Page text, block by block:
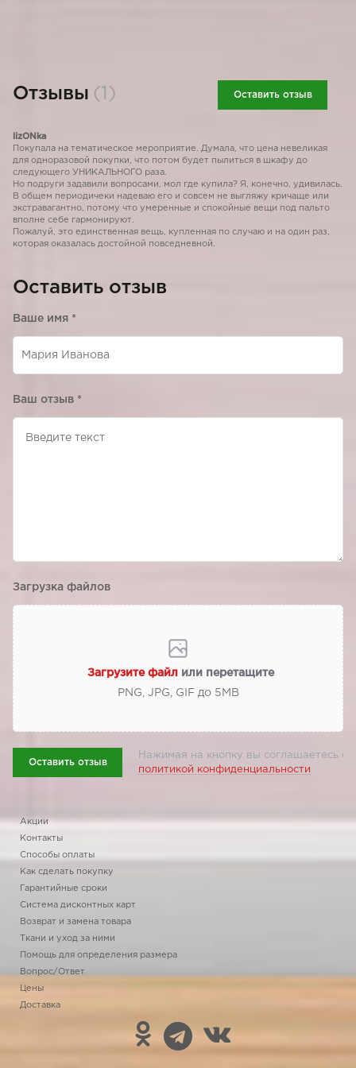
Отзывы (1) Оставить отзыв
lizONka
Покупала на тематическое мероприятие. Думала, что цена невеликая
для одноразовой покупки, что потом будет пылиться в шкафу до
следующего УНИКАЛЬНОГО раза.
Но подруги задавили вопросами, мол где купила? Я, конечно, удивилась.
В общем периодичеки надеваю его и совсем не выгляжу кричаще или
экстравагантно, потому что умеренные и спокойные вещи под пальто
вполне себе гармонируют.
Пожалуй, это единственная вещь, купленная по случаю и на один раз,
которая оказалась достойной повседневной.
Оставить отзыв
Ваше имя *
Ваш отзыв *
Загрузка файлов
Загрузите файл или перетащите
PNG, JPG, GIF до 5МВ
Оставить отзыв
Нажимая на кнопку вы соглашаетесь с
политикой конфиденциальности
Акции
Контакты
Способы оплаты
Как сделать покупку
Гарантийные сроки
Система дисконтных карт
Возврат и замена товара
Ткани и уход за ними
Помощь для определения размера
Вопрос/Ответ
Цены
Доставка